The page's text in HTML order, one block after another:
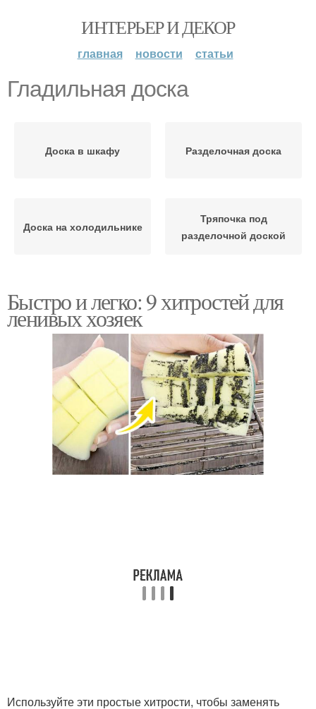
ИНТЕРЬЕР И ДЕКОР
главная новости статьи
Гладильная доска
Доска в шкафу Разделочная доска
Доска на холодильнике
Тряпочка под
разделочной доской
Быстро и легко: 9 хитростей для
ленивых хозяек
Используйте эти простые хитрости, чтобы заменять